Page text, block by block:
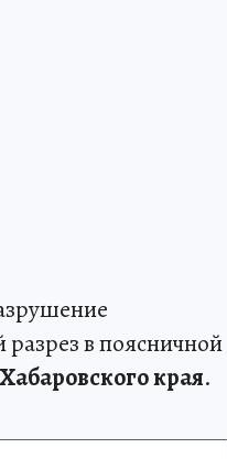
в поясничной
края.